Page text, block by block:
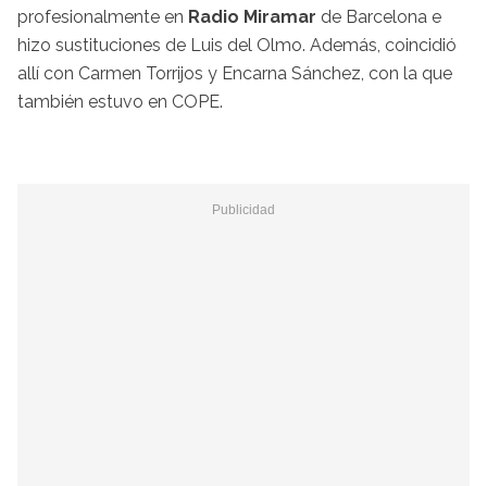
profesionalmente en Radio Miramar de Barcelona e
hizo sustituciones de Luis del Olmo. Además, coincidió
allí con Carmen Torrijos y Encar­na Sánchez, con la que
también estuvo en COPE.